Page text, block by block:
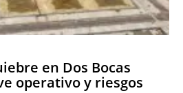
en Dos Bocas
operativo y riesgos